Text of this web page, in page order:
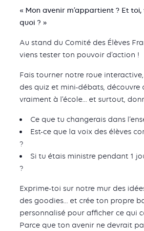
« Mon avenir m’appartient ? Et toi,
quoi ? »
Au stand du Comité des Élèves
viens tester ton pouvoir d’action !
Fais tourner notre roue
des quiz et mini-débats, découvre
vraiment à l’école… et surtout,
Ce que tu changerais dans
Est-ce que la voix des élèves
?
Si tu étais ministre pendant 1
?
Exprime-toi sur notre mur des
des goodies… et crée ton propre
personnalisé pour afficher ce qui
Parce que ton avenir ne devrait